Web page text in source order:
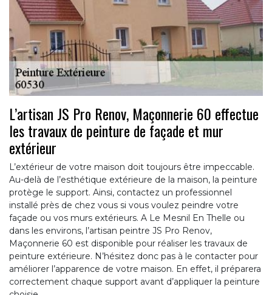
L’artisan JS Pro Renov, Maçonnerie 60 effectue
les travaux de peinture de façade et mur
extérieur
L’extérieur de votre maison doit toujours être impeccable.
Au-delà de l’esthétique extérieure de la maison, la peinture
protège le support. Ainsi, contactez un professionnel
installé près de chez vous si vous voulez peindre votre
façade ou vos murs extérieurs. A Le Mesnil En Thelle ou
dans les environs, l’artisan peintre JS Pro Renov,
Maçonnerie 60 est disponible pour réaliser les travaux de
peinture extérieure. N’hésitez donc pas à le contacter pour
améliorer l’apparence de votre maison. En effet, il préparera
correctement chaque support avant d’appliquer la peinture